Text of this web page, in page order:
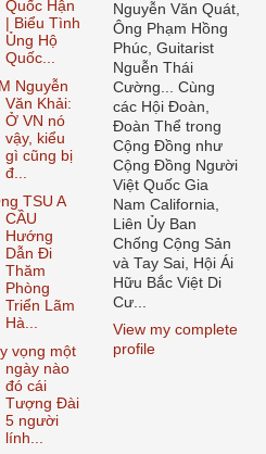
Quốc Hận
| Biểu Tình
Ủng Hộ
Quốc...
Nguyễn
Văn Khải:
Ở VN nó
vậy, kiểu
gì cũng bị
đ...
TSU A
CẦU
Hướng
Dẫn Đi
Thăm
Phòng
Triển Lãm
Hà...
vọng một
ngày nào
đó cái
Tượng Đài
5 người
lính...
Nguyễn Văn Quát,
Ông Phạm Hồng
Phúc, Guitarist
Nguễn Thái
Cường... Cùng
các Hội Đoàn,
Đoàn Thể trong
Cộng Đồng như
Cộng Đồng Người
Việt Quốc Gia
Nam California,
Liên Ủy Ban
Chống Cộng Sản
và Tay Sai, Hội Ái
Hữu Bắc Việt Di
Cư...
View my complete
profile